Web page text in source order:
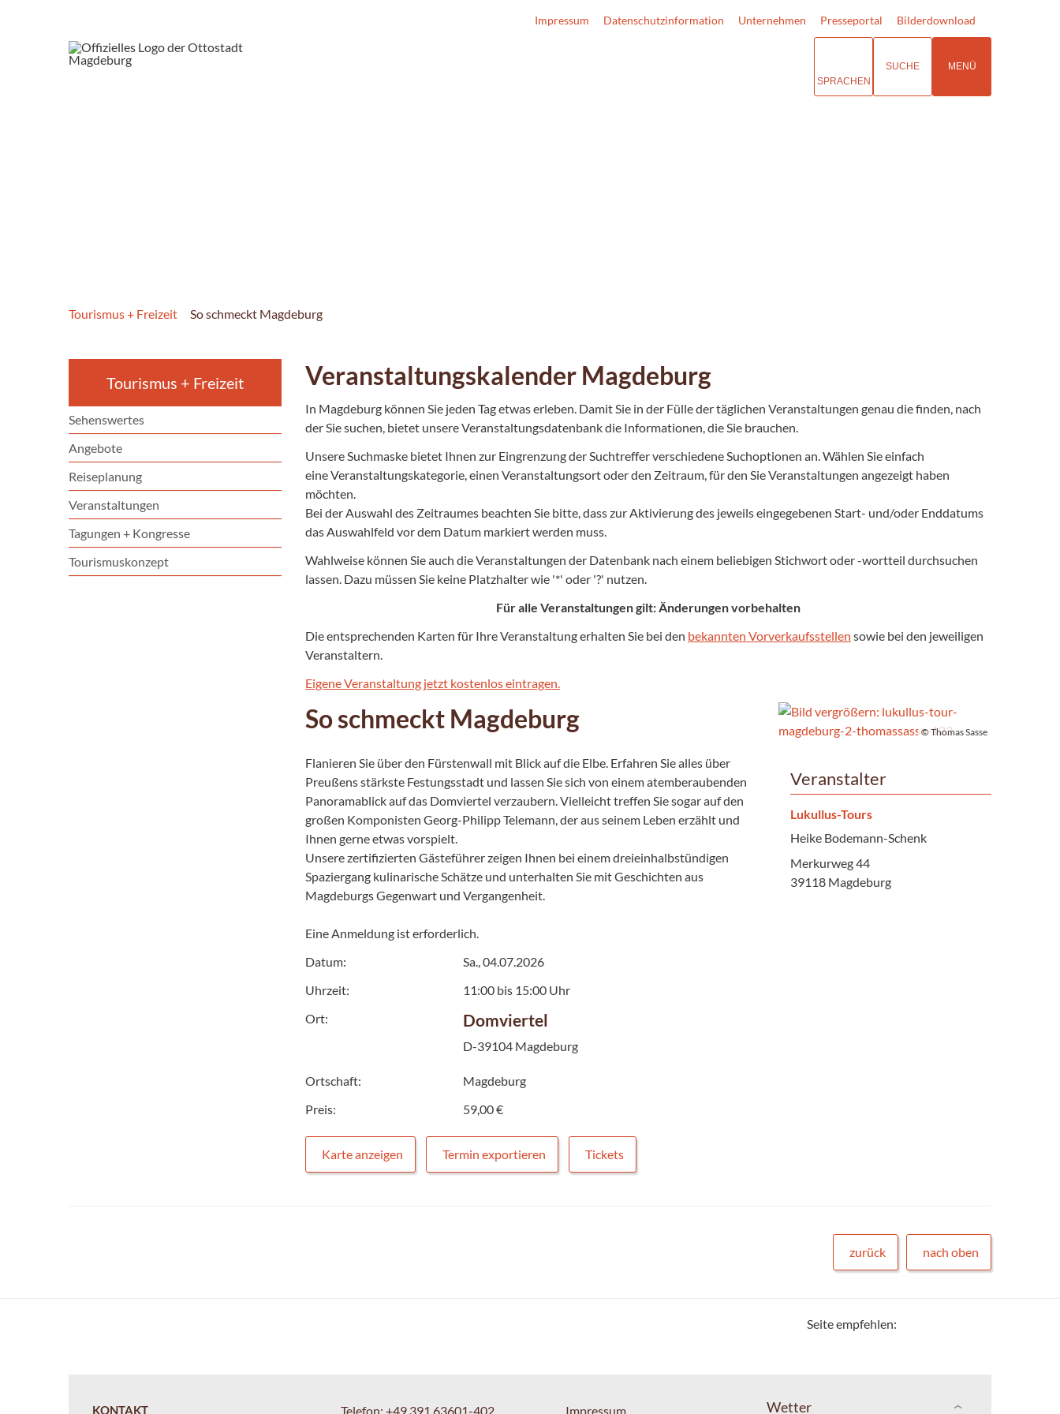
Impressum Datenschutzinformation Unternehmen Presseportal Bilderdownload
SPRACHEN
SUCHE MENÜ
Tourismus + Freizeit So schmeckt Magdeburg
Tourismus + Freizeit
Sehenswertes
Angebote
Reiseplanung
Veranstaltungen
Tagungen + Kongresse
Tourismuskonzept
Veranstaltungskalender Magdeburg
In Magdeburg können Sie jeden Tag etwas erleben. Damit Sie in der Fülle der täglichen Veranstaltungen genau die finden, nach
der Sie suchen, bietet unsere Veranstaltungsdatenbank die Informationen, die Sie brauchen.
Unsere Suchmaske bietet Ihnen zur Eingrenzung der Suchtreffer verschiedene Suchoptionen an. Wählen Sie einfach
eine Veranstaltungskategorie, einen Veranstaltungsort oder den Zeitraum, für den Sie Veranstaltungen angezeigt haben
möchten.
Bei der Auswahl des Zeitraumes beachten Sie bitte, dass zur Aktivierung des jeweils eingegebenen Start- und/oder Enddatums
das Auswahlfeld vor dem Datum markiert werden muss.
Wahlweise können Sie auch die Veranstaltungen der Datenbank nach einem beliebigen Stichwort oder -wortteil durchsuchen
lassen. Dazu müssen Sie keine Platzhalter wie '*' oder '?' nutzen.
Für alle Veranstaltungen gilt: Änderungen vorbehalten
Die entsprechenden Karten für Ihre Veranstaltung erhalten Sie bei den bekannten Vorverkaufsstellen sowie bei den jeweiligen
Veranstaltern.
Eigene Veranstaltung jetzt kostenlos eintragen.
So schmeckt Magdeburg
Flanieren Sie über den Fürstenwall mit Blick auf die Elbe. Erfahren Sie alles über
Preußens stärkste Festungsstadt und lassen Sie sich von einem atemberaubenden
Panoramablick auf das Domviertel verzaubern. Vielleicht treffen Sie sogar auf den
großen Komponisten Georg-Philipp Telemann, der aus seinem Leben erzählt und
Ihnen gerne etwas vorspielt.
Unsere zertifizierten Gästeführer zeigen Ihnen bei einem dreieinhalbstündigen
Spaziergang kulinarische Schätze und unterhalten Sie mit Geschichten aus
Magdeburgs Gegenwart und Vergangenheit.
Eine Anmeldung ist erforderlich.
Datum:
Sa., 04.07.2026
Uhrzeit:
11:00 bis 15:00 Uhr
Ort:
Domviertel
D-39104 Magdeburg
Ortschaft:
Magdeburg
Preis:
59,00 €
Karte anzeigen Termin exportieren Tickets
© Thomas Sasse
Veranstalter
Lukullus-Tours
Heike Bodemann-Schenk
Merkurweg 44
39118 Magdeburg
zurück nach oben
Seite empfehlen:
KONTAKT Telefon: +49 391 63601-402 Impressum Wetter